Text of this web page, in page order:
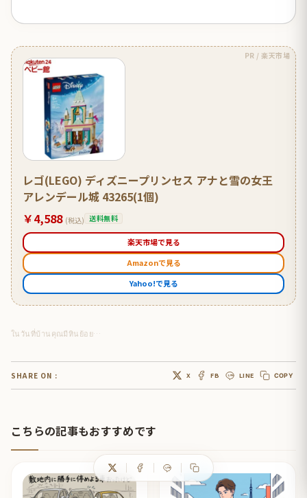
PR / 楽天市場
レゴ(LEGO) ディズニープリンセス アナと雪の女王
アレンデール城 43265(1個)
￥4,588 (税込) 送料無料
楽天市場で見る
Amazonで見る
Yahoo!で見る
ในวันที่บ้านคุณมีหินย้อย…
SHARE ON : X FB LINE COPY
こちらの記事もおすすめです